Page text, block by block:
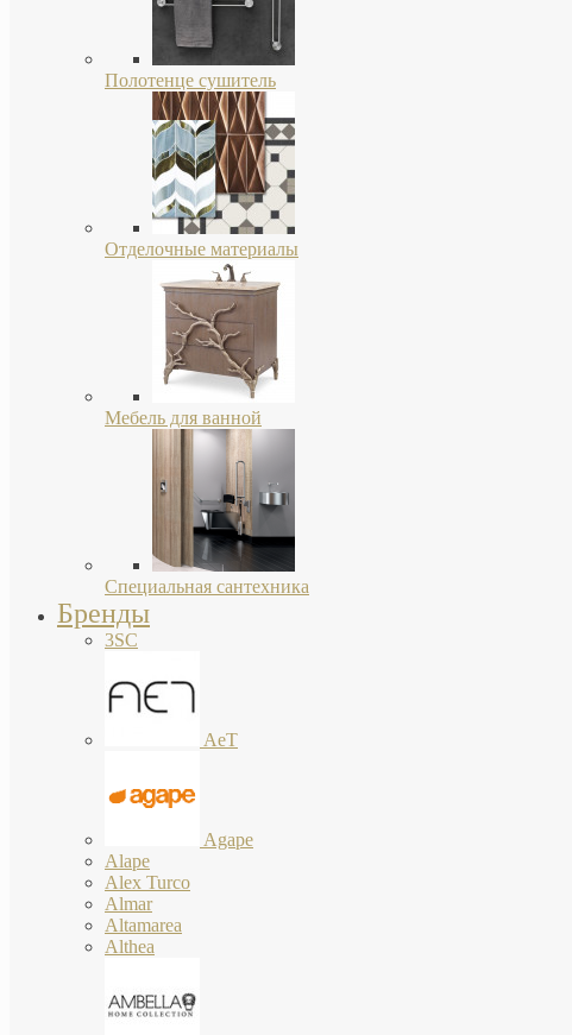
Полотенце сушитель
Отделочные материалы
Мебель для ванной
Специальная сантехника
Бренды
3SC
AeT
Agape
Alape
Alex Turco
Almar
Altamarea
Althea